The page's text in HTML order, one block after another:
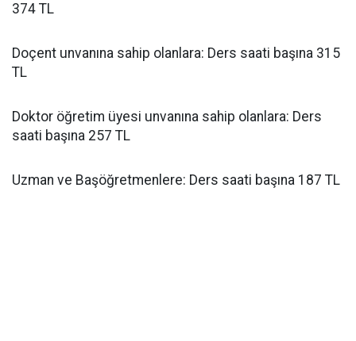
374 TL
Doçent unvanına sahip olanlara: Ders saati başına 315
TL
Doktor öğretim üyesi unvanına sahip olanlara: Ders
saati başına 257 TL
Uzman ve Başöğretmenlere: Ders saati başına 187 TL